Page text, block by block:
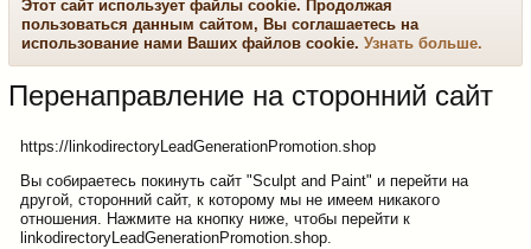
Этот сайт использует файлы cookie. Продолжая
пользоваться данным сайтом, Вы соглашаетесь на
использование нами Ваших файлов cookie. Узнать больше.
Перенаправление на сторонний сайт
https://linkodirectoryLeadGenerationPromotion.shop
Вы собираетесь покинуть сайт "Sculpt and Paint" и перейти на
другой, сторонний сайт, к которому мы не имеем никакого
отношения. Нажмите на кнопку ниже, чтобы перейти к
linkodirectoryLeadGenerationPromotion.shop.